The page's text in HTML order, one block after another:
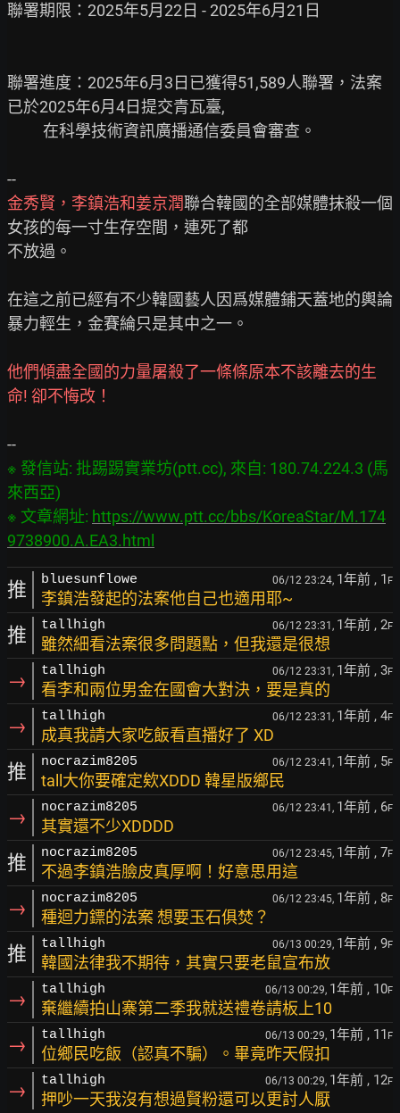
聯署期限：2025年5月22日 - 2025年6月21日
聯署進度：2025年6月3日已獲得51,589人聯署，法案
已於2025年6月4日提交青瓦臺,
金秀賢，李鎮浩和姜京潤聯合韓國的全部媒體抹殺一個
女孩的每一寸生存空間，連死了都
不放過。
在這之前已經有不少韓國藝人因爲媒體鋪天蓋地的輿論
暴力輕生，金賽綸只是其中之一。
他們傾盡全國的力量屠殺了一條條原本不該離去的生
命! 卻不悔改！
※ 發信站: 批踢踢實業坊(ptt.cc), 來自: 180.74.224.3 (馬
來西亞)
※ 文章網址: https://www.ptt.cc/bbs/KoreaStar/M.174
9738900.A.EA3.html
推 bluesunflowe 06/12 23:24, 1年前 , 1 F
李鎮浩發起的法案他自己也適用耶~
推 tallhigh 06/12 23:31, 1年前 , 2F
雖然細看法案很多問題點，但我還是很想
→ tallhigh 06/12 23:31, 1年前 , 3F
看李和兩位男金在國會大對決，要是真的
→ tallhigh 06/12 23:31, 1年前 , 4F
成真我請大家吃飯看直播好了 XD
推 nocrazim8205 06/12 23:41, 1年前 , 5F
tall大你要確定欸XDDD 韓星版鄉民
→ nocrazim8205 06/12 23:41, 1年前 , 6F
其實還不少XDDDD
推 nocrazim8205 06/12 23:45, 1年前 , 7F
不過李鎮浩臉皮真厚啊！好意思用這
→ nocrazim8205 06/12 23:45, 1年前 , 8F
種迴力鏢的法案 想要玉石俱焚？
推 tallhigh 06/13 00:29, 1年前 , 9F
韓國法律我不期待，其實只要老鼠宣布放
→ tallhigh 06/13 00:29, 1年前 , 10F
棄繼續拍山寨第二季我就送禮卷請板上10
→ tallhigh 06/13 00:29, 1年前 , 11 F
位鄉民吃飯（認真不騙）。畢竟昨天假扣
→ tallhigh 06/13 00:29, 1年前 , 12F
押吵一天我沒有想過賢粉還可以更討人厭